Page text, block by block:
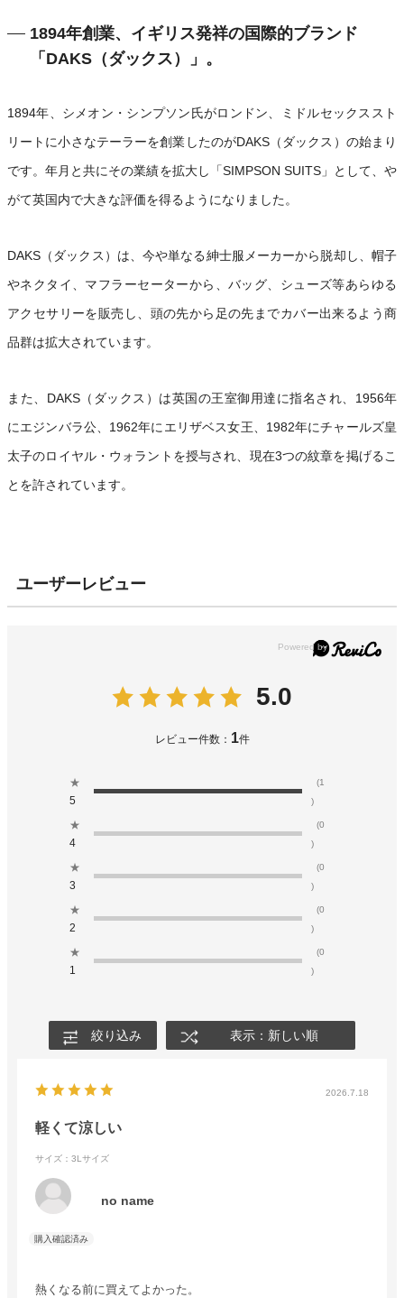
1894年創業、イギリス発祥の国際的ブランド
「DAKS（ダックス）」。
1894年、シメオン・シンプソン氏がロンドン、ミドルセックススト
リートに小さなテーラーを創業したのがDAKS（ダックス）の始まり
です。年月と共にその業績を拡大し「SIMPSON SUITS」として、や
がて英国内で大きな評価を得るようになりました。
DAKS（ダックス）は、今や単なる紳士服メーカーから脱却し、帽子
やネクタイ、マフラーセーターから、バッグ、シューズ等あらゆる
アクセサリーを販売し、頭の先から足の先までカバー出来るよう商
品群は拡大されています。
また、DAKS（ダックス）は英国の王室御用達に指名され、1956年
にエジンバラ公、1962年にエリザベス女王、1982年にチャールズ皇
太子のロイヤル・ウォラントを授与され、現在3つの紋章を掲げるこ
とを許されています。
ユーザーレビュー
5.0
レビュー件数： 1件
★
5
(1
)
★
4
(0
)
★
3
(0
)
★
2
(0
)
★
1
(0
)
絞り込み 表示：新しい順
2026.7.18
軽くて涼しい
サイズ：3Lサイズ
no name
熱くなる前に買えてよかった。